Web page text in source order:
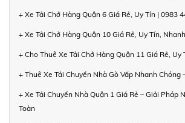
+ Xe Tải Chở Hàng Quận 6 Giá Rẻ, Uy Tín | 0983
+ Xe Tải Chở Hàng Quận 10 Giá Rẻ, Uy Tín,
+ Cho Thuê Xe Tải Chở Hàng Quận 11 Giá Rẻ, Uy
+ Thuê Xe Tải Chuyển Nhà Gò Vấp Nhanh Chóng
+ Xe Tải Chuyển Nhà Quận 1 Giá Rẻ – Giải Pháp
Toàn